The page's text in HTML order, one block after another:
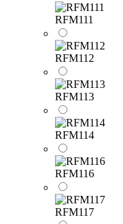
RFM111
RFM112
RFM113
RFM114
RFM116
RFM117